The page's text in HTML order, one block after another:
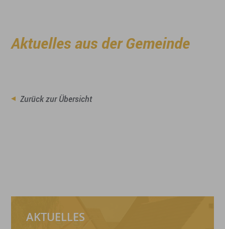
Aktuelles aus der Gemeinde
Zurück zur Übersicht
AKTUELLES